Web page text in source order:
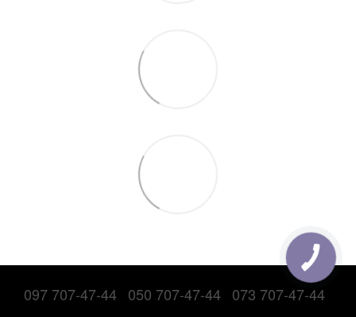
097 707-47-44 050 707-47-44 073 707-47-44